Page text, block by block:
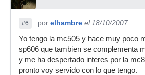
#6 por elhambre el 18/10/2007
Yo tengo la mc505 y hace muy poco
sp606 que tambien se complementa
y me ha despertado interes por la
pronto voy servido con lo que tengo.